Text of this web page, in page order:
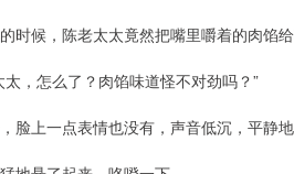
时候，陈老太太竟然把嘴里嚼着的肉馅给
，怎么了？肉馅味道怪不对劲吗？”
脸上一点表情也没有，声音低沉，平静